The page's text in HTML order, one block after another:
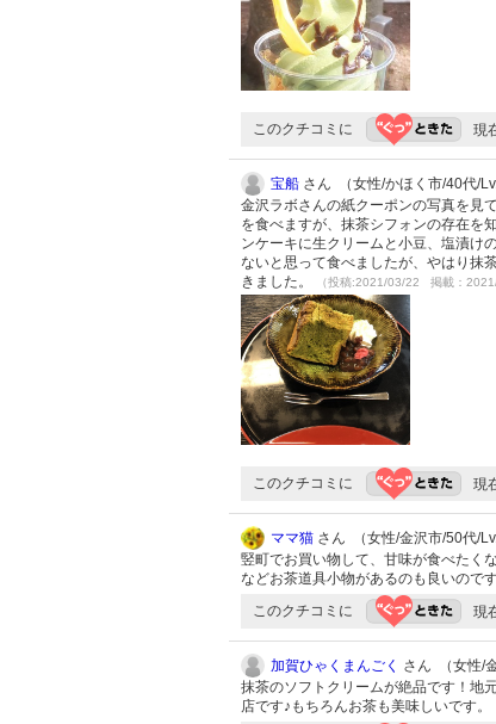
このクチコミに 現
宝船 さん （女性/かほく市/40代/
金沢ラボさんの紙クーポンの写真を見
を食べますが、抹茶シフォンの存在を
ンケーキに生クリームと小豆、塩漬け
ないと思って食べましたが、やはり抹
きました。
（投稿:2021/03/22 掲載：2021/
このクチコミに 現
ママ猫 さん （女性/金沢市/50代/
竪町でお買い物して、甘味が食べたく
などお茶道具小物があるのも良いので
このクチコミに 現
加賀ひゃくまんごく さん （女性/
抹茶のソフトクリームが絶品です！地
店です♪もちろんお茶も美味しいです。